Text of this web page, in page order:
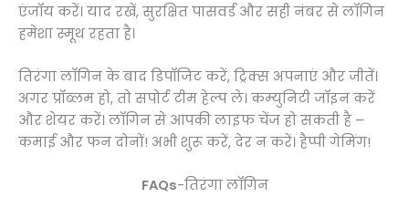
एंजॉय करें। याद रखें, सुरक्षित पासवर्ड और सही नंबर से लॉगिन
हमेशा स्मूथ रहता है।
तिरंगा लॉगिन के बाद डिपॉजिट करें, ट्रिक्स अपनाएं और जीतें।
अगर प्रॉब्लम हो, तो सपोर्ट टीम हेल्प ले। कम्युनिटी जॉइन करें
और शेयर करें। लॉगिन से आपकी लाइफ चेंज हो सकती है –
कमाई और फन दोनों! अभी शुरू करें, देर न करें। हैप्पी गेमिंग!
FAQs-तिरंगा लॉगिन